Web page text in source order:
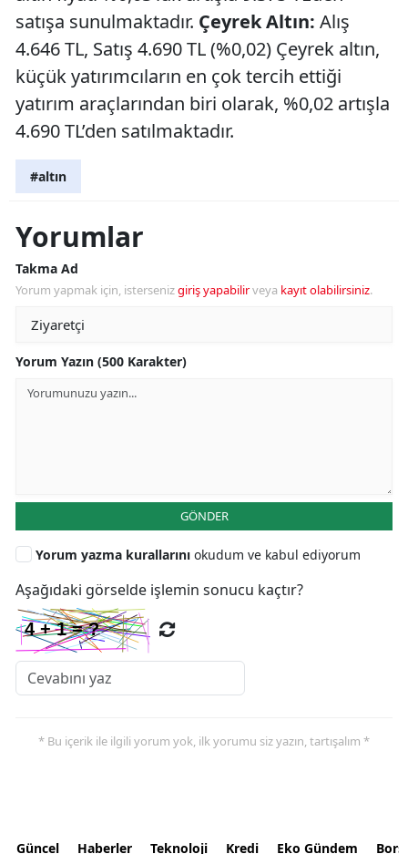
satışa sunulmaktadır. Çeyrek Altın: Alış
4.646 TL, Satış 4.690 TL (%0,02) Çeyrek altın,
küçük yatırımcıların en çok tercih ettiği
yatırım araçlarından biri olarak, %0,02 artışla
4.690 TL’den satılmaktadır.
#altın
Yorumlar
Takma Ad
Yorum yapmak için, istersenizgiriş yapabilirveya kayıt olabilirsiniz.
Yorum Yazın (500 Karakter)
GÖNDER
Yorum yazma kurallarını okudum ve kabul ediyorum
Aşağıdaki görselde işlemin sonucu kaçtır?
* Bu içerik ile ilgili yorum yok, ilk yorumu siz yazın, tartışalım *
Güncel Haberler Teknoloji Kredi Eko Gündem